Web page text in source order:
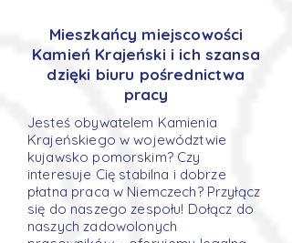
Mieszkańcy miejscowości
Kamień Krajeński i ich szansa
dzięki biuru pośrednictwa
pracy
Jesteś obywatelem Kamienia
Krajeńskiego w województwie
kujawsko pomorskim? Czy
interesuje Cię stabilna i dobrze
płatna praca w Niemczech? Przyłącz
się do naszego zespołu! Dołącz do
naszych zadowolonych